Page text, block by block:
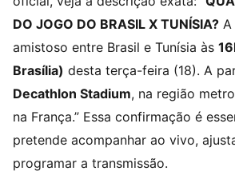
DO JOGO DO BRASIL X TUNÍSIA? A
amistoso entre Brasil e Tunísia às
Brasília) desta terça-feira (18). A
Decathlon Stadium, na região
na França.” Essa confirmação é
pretende acompanhar ao vivo,
programar a transmissão.